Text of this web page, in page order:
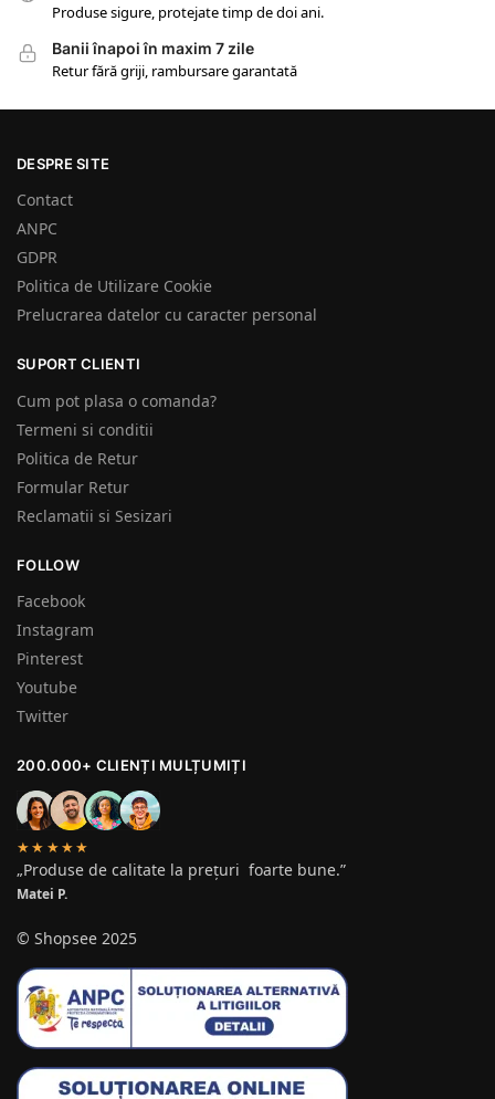
Produse sigure, protejate timp de doi ani.
Banii înapoi în maxim 7 zile
Retur fără griji, rambursare garantată
DESPRE SITE
Contact
ANPC
GDPR
Politica de Utilizare Cookie
Prelucrarea datelor cu caracter personal
SUPORT CLIENTI
Cum pot plasa o comanda?
Termeni si conditii
Politica de Retur
Formular Retur
Reclamatii si Sesizari
FOLLOW
Facebook
Instagram
Pinterest
Youtube
Twitter
200.000+ CLIENȚI MULȚUMIȚI
★★★★★
„Produse de calitate la prețuri foarte bune.”
Matei P.
© Shopsee 2025